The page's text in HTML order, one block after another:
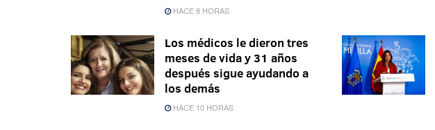
HACE 8 HORAS
Los médicos le dieron tres
meses de vida y 31 años
después sigue ayudando a
los demás
HACE 10 HORAS